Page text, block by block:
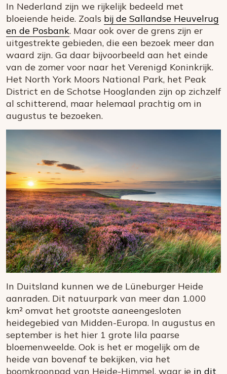
In Nederland zijn we rijkelijk bedeeld met
bloeiende heide. Zoals bij de Sallandse Heuvelrug
en de Posbank. Maar ook over de grens zijn er
uitgestrekte gebieden, die een bezoek meer dan
waard zijn. Ga daar bijvoorbeeld aan het einde
van de zomer voor naar het Verenigd Koninkrijk.
Het North York Moors National Park, het Peak
District en de Schotse Hooglanden zijn op zichzelf
al schitterend, maar helemaal prachtig om in
augustus te bezoeken.
In Duitsland kunnen we de Lüneburger Heide
aanraden. Dit natuurpark van meer dan 1.000
km² omvat het grootste aaneengesloten
heidegebied van Midden-Europa. In augustus en
september is het hier 1 grote lila paarse
bloemenweelde. Ook is het er mogelijk om de
heide van bovenaf te bekijken, via het
boomkroonpad van Heide-Himmel, waar je in dit